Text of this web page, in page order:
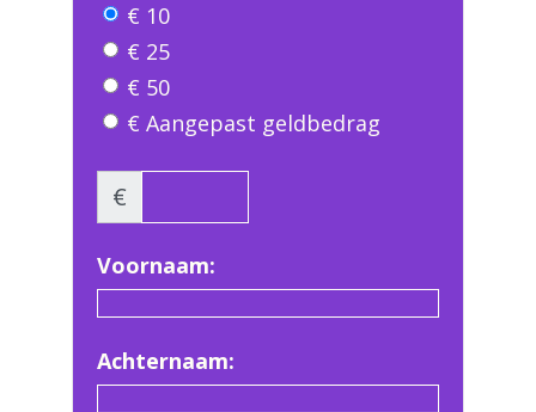
€ 10
€ 25
€ 50
€ Aangepast geldbedrag
€
Voornaam:
Achternaam: